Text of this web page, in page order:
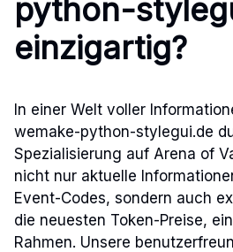
python-
einzigartig?
In einer Welt voller
wemake-python-stylegui.de
Spezialisierung auf Arena of
nicht nur aktuelle
Event-Codes, sondern auch
die neuesten Token-Preise,
Rahmen. Unsere